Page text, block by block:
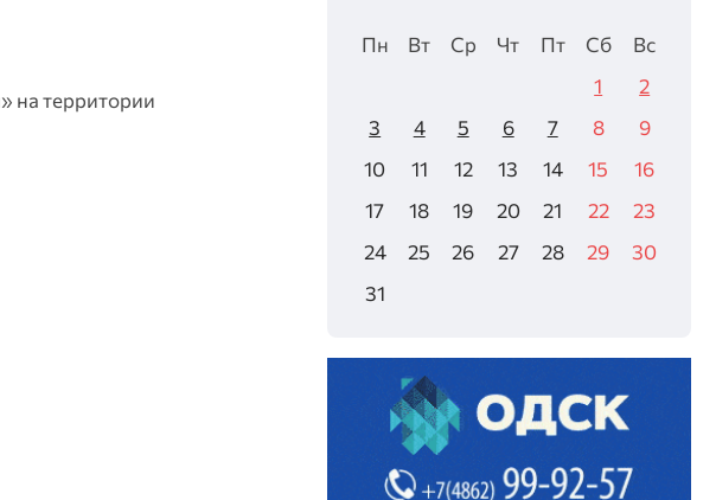
на территории
Пн Вт Ср Чт Пт Сб
Вс
1
2
3
4 5 6 7 8
9
10
11 12 13 14 15
16
17
18 19 20 21 22
23
24
25 26 27 28 29
30
31